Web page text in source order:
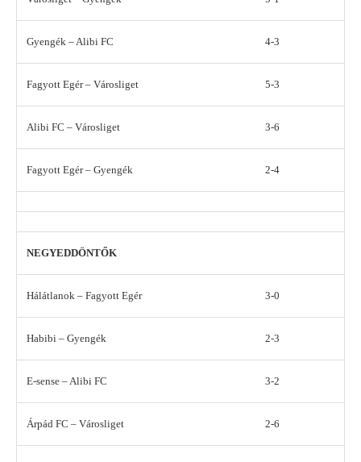
Gyengék – Alibi FC 4-3
Fagyott Egér – Városliget 5-3
Alibi FC – Városliget 3-6
Fagyott Egér – Gyengék 2-4
NEGYEDDÖNTŐK
Hálátlanok – Fagyott Egér 3-0
Habibi – Gyengék 2-3
E-sense – Alibi FC 3-2
Árpád FC – Városliget 2-6